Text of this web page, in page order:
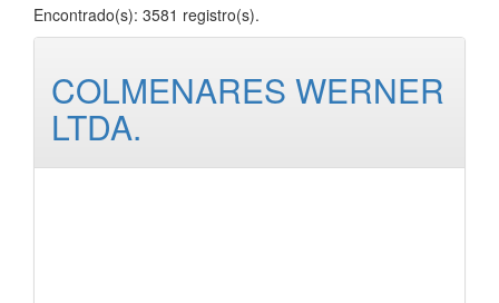
Encontrado(s): 3581 registro(s).
COLMENARES WERNER
LTDA.